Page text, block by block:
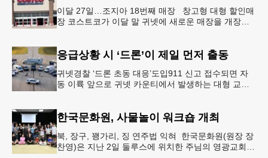
이달 27일…조지아 18번째 매장 창고형 대형 할인매
장 코스트코가 이달 말 귀넷에 새로운 매장을 개장한
응급상황 시 ‘드론’이 제일 먼저 출동
귀넷경찰 ‘드론 초동 대응’도입911 신고 접수되면 자
동 이륙 앞으로 귀넷 카운티에서 발생하는 대형 교통
한국문화원, 사물놀이 워크숍 개최
북, 장구, 꽹가리, 징 연주법 익혀 한국문화원(원장 장
찬영)은 지난 2일 둘루스에 위치한 주님의 영광교회에